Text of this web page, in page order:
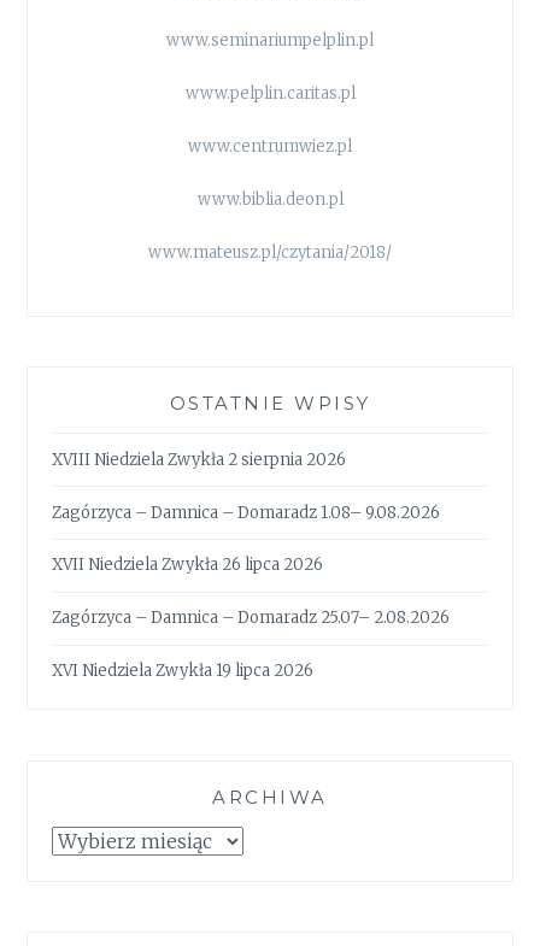
www.seminariumpelplin.pl
www.pelplin.caritas.pl
www.centrumwiez.pl
www.biblia.deon.pl
www.mateusz.pl/czytania/2018/
OSTATNIE WPISY
XVIII Niedziela Zwykła 2 sierpnia 2026
Zagórzyca – Damnica – Domaradz 1.08– 9.08.2026
XVII Niedziela Zwykła 26 lipca 2026
Zagórzyca – Damnica – Domaradz 25.07– 2.08.2026
XVI Niedziela Zwykła 19 lipca 2026
ARCHIWA
Archiwa